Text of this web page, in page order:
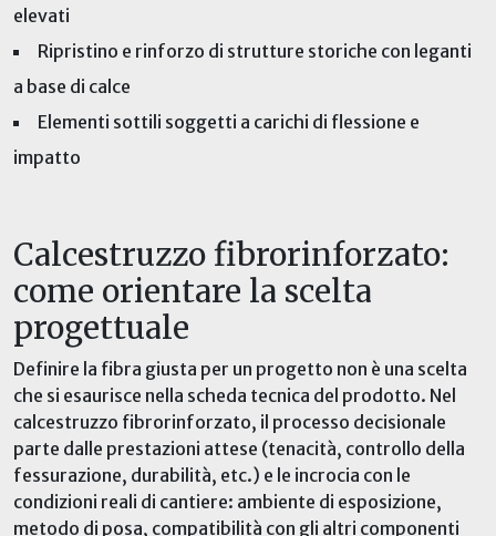
elevati
Ripristino e rinforzo di strutture storiche con leganti
a base di calce
Elementi sottili soggetti a carichi di flessione e
impatto
Calcestruzzo fibrorinforzato:
come orientare la scelta
progettuale
Definire la fibra giusta per un progetto non è una scelta
che si esaurisce nella scheda tecnica del prodotto. Nel
calcestruzzo fibrorinforzato, il processo decisionale
parte dalle prestazioni attese (tenacità, controllo della
fessurazione, durabilità, etc.) e le incrocia con le
condizioni reali di cantiere: ambiente di esposizione,
metodo di posa, compatibilità con gli altri componenti